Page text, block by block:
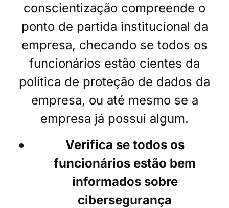
conscientização compreende o
ponto de partida institucional da
empresa, checando se todos os
funcionários estão cientes da
política de proteção de dados da
empresa, ou até mesmo se a
empresa já possui algum.
Verifica se todos os
funcionários estão bem
informados sobre
cibersegurança